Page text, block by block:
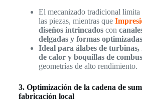
El mecanizado tradicional
las piezas, mientras que
diseños intrincadoscon
delgadas y formas optimizadas
Ideal para álabes de
de calor y boquillas de
geometrías de alto rendimiento.
3. Optimización de la cadena de
fabricación local